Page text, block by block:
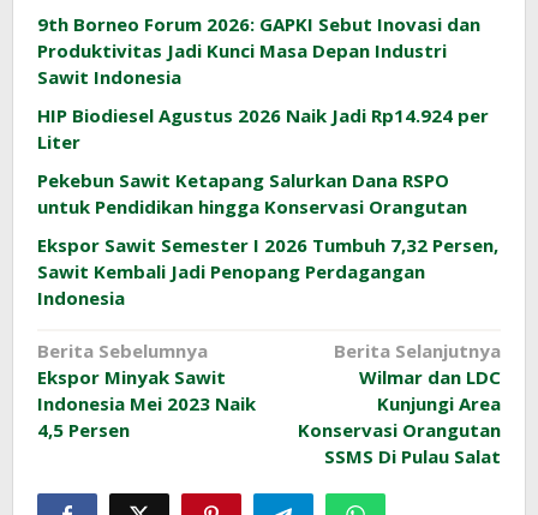
9th Borneo Forum 2026: GAPKI Sebut Inovasi dan
Produktivitas Jadi Kunci Masa Depan Industri
Sawit Indonesia
HIP Biodiesel Agustus 2026 Naik Jadi Rp14.924 per
Liter
Pekebun Sawit Ketapang Salurkan Dana RSPO
untuk Pendidikan hingga Konservasi Orangutan
Ekspor Sawit Semester I 2026 Tumbuh 7,32 Persen,
Sawit Kembali Jadi Penopang Perdagangan
Indonesia
Navigasi
pos
Berita Sebelumnya
Ekspor Minyak Sawit
Indonesia Mei 2023 Naik
4,5 Persen
Berita Selanjutnya
Wilmar dan LDC
Kunjungi Area
Konservasi Orangutan
SSMS Di Pulau Salat